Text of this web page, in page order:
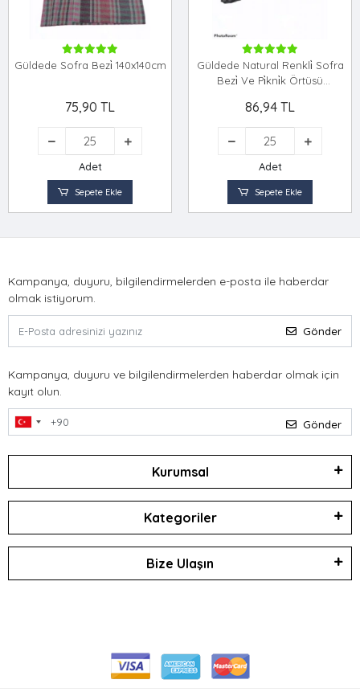
Güldede Sofra Bezi̇ 140x140cm
75,90 TL
Adet
Sepete Ekle
Güldede Natural Renkli̇ Sofra
Bezi̇ Ve Pi̇kni̇k Örtüsü
86,94 TL
Adet
Sepete Ekle
Kampanya, duyuru, bilgilendirmelerden e-posta ile haberdar
olmak istiyorum.
Gönder
Kampanya, duyuru ve bilgilendirmelerden haberdar olmak için
kayıt olun.
Gönder
Kurumsal
Kategoriler
Bize Ulaşın